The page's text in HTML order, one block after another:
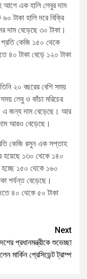
আগে এক হালি লেবুর দাম
টাকা হালি দরে বিক্রি
দাম বেড়েছে ৩০ টাকা।
প্রতি কেজি ১৫০ থেকে
৪০ টাকা বেড়ে ১২০ টাকা
২০ বছরের বেশি সময়
লেবু ও কাঁচা মরিচের
এ জন্য দাম বেড়েছে। আর
দাম আরও বেড়েছে।
কেজি রসুন এক সপ্তাহ
হয়েছে ১৩০ থেকে ১৪০
হচ্ছে ১৫০ থেকে ১৬০
পর্যন্ত বেড়েছে।
৪০ থেকে ৫০ টাকা
Next
প্রধানমন্ত্রীকে শুভেচ্ছা
মার্কিন প্রেসিডেন্ট ট্রাম্প